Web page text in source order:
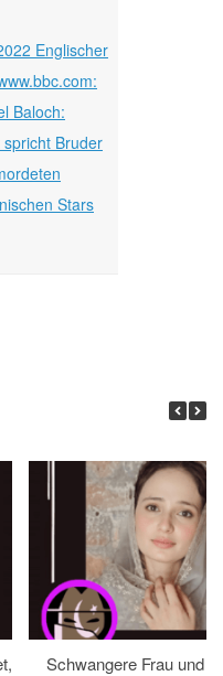
Englischer
Baloch:
Bruder
Stars
Schwangere Frau und